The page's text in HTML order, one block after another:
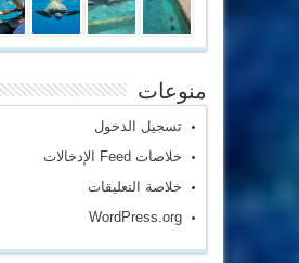
منوعات
تسجيل الدخول
خلاصات Feed الإدخالات
خلاصة التعليقات
WordPress.org